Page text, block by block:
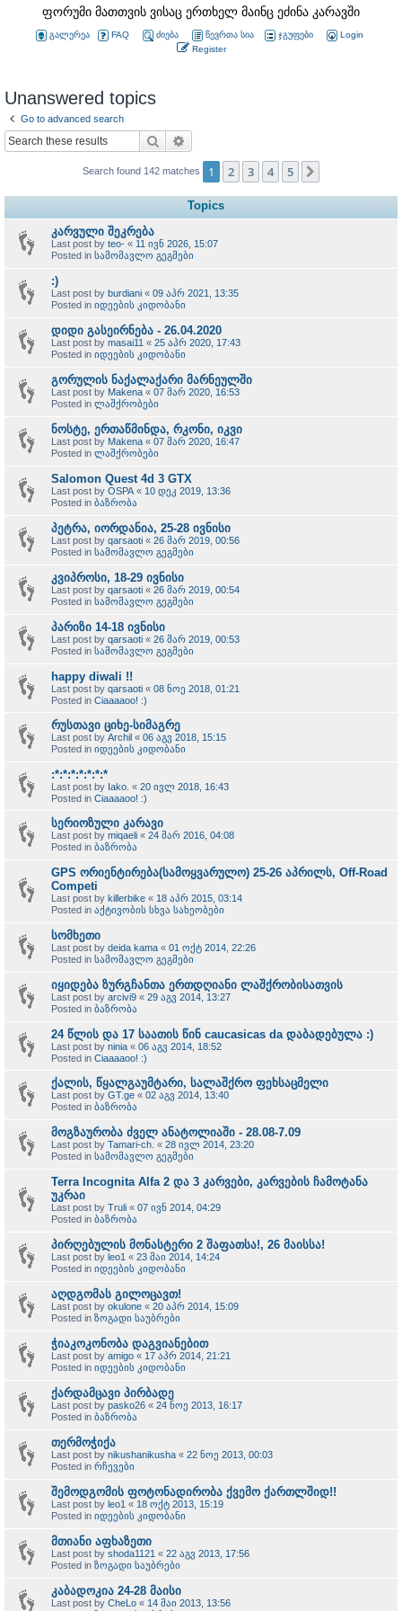
ფორუმი მათთვის ვისაც ერთხელ მაინც ეძინა კარავში
გალერეა FAQ ძიება წევრთა სია ჯგუფები
Login
Register
Unanswered topics
Go to advanced search
Search
Search found 142 matches 1 2 3 4 5
Topics
კარვული შეკრება
Last post by teo- « 11 ივნ 2026, 15:07
Posted in სამომავლო გეგმები
:)
Last post by burdiani « 09 აპრ 2021, 13:35
Posted in იდეების კიდობანი
დიდი გასეირნება - 26.04.2020
Last post by masai11 « 25 აპრ 2020, 17:43
Posted in იდეების კიდობანი
გორულის ნაქალაქარი მარნეულში
Last post by Makena « 07 მარ 2020, 16:53
Posted in ლაშქრობები
ნოსტე, ერთაწმინდა, რკონი, იკვი
Last post by Makena « 07 მარ 2020, 16:47
Posted in ლაშქრობები
Salomon Quest 4d 3 GTX
Last post by OSPA « 10 დეკ 2019, 13:36
Posted in ბაზრობა
პეტრა, იორდანია, 25-28 ივნისი
Last post by qarsaoti « 26 მარ 2019, 00:56
Posted in სამომავლო გეგმები
კვიპროსი, 18-29 ივნისი
Last post by qarsaoti « 26 მარ 2019, 00:54
Posted in სამომავლო გეგმები
პარიზი 14-18 ივნისი
Last post by qarsaoti « 26 მარ 2019, 00:53
Posted in სამომავლო გეგმები
happy diwali !!
Last post by qarsaoti « 08 ნოე 2018, 01:21
Posted in Ciaaaaoo! :)
რუსთავი ციხე-სიმაგრე
Last post by Archil « 06 აგვ 2018, 15:15
Posted in იდეების კიდობანი
:*:*:*:*:*:*:*
Last post by Iako. « 20 ივლ 2018, 16:43
Posted in Ciaaaaoo! :)
სერიოზული კარავი
Last post by miqaeli « 24 მარ 2016, 04:08
Posted in ბაზრობა
GPS ორიენტირება(სამოყვარულო) 25-26 აპრილს, Off-Road
Competi
Last post by killerbike « 18 აპრ 2015, 03:14
Posted in აქტივობის სხვა სახეობები
სომხეთი
Last post by deida kama « 01 ოქტ 2014, 22:26
Posted in სამომავლო გეგმები
იყიდება ზურგჩანთა ერთდღიანი ლაშქრობისათვის
Last post by arcivi9 « 29 აგვ 2014, 13:27
Posted in ბაზრობა
24 წლის და 17 საათის წინ caucasicas da დაბადებულა :)
Last post by ninia « 06 აგვ 2014, 18:52
Posted in Ciaaaaoo! :)
ქალის, წყალგაუმტარი, სალაშქრო ფეხსაცმელი
Last post by GT.ge « 02 აგვ 2014, 13:40
Posted in ბაზრობა
მოგზაურობა ძველ ანატოლიაში - 28.08-7.09
Last post by Tamari-ch. « 28 ივლ 2014, 23:20
Posted in სამომავლო გეგმები
Terra Incognita Alfa 2 და 3 კარვები, კარვების ჩამოტანა
უკრაი
Last post by Truli « 07 ივნ 2014, 04:29
Posted in ბაზრობა
პირღებულის მონასტერი 2 შაფათსა!, 26 მაისსა!
Last post by leo1 « 23 მაი 2014, 14:24
Posted in იდეების კიდობანი
აღდგომას გილოცავთ!
Last post by okulone « 20 აპრ 2014, 15:09
Posted in ზოგადი საუბრები
ჭიაკოკონობა დაგვიანებით
Last post by amigo « 17 აპრ 2014, 21:21
Posted in იდეების კიდობანი
ქარდამცავი პირბადე
Last post by pasko26 « 24 ნოე 2013, 16:17
Posted in ბაზრობა
თერმოჭიქა
Last post by nikushanikusha « 22 ნოე 2013, 00:03
Posted in რჩევები
შემოდგომის ფოტონადირობა ქვემო ქართლშიდ!!
Last post by leo1 « 18 ოქტ 2013, 15:19
Posted in იდეების კიდობანი
მთიანი აფხაზეთი
Last post by shoda1121 « 22 აგვ 2013, 17:56
Posted in ზოგადი საუბრები
კაბადოკია 24-28 მაისი
Last post by CheLo « 14 მაი 2013, 13:56